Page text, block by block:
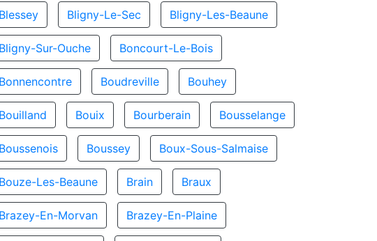
Blessey Bligny-Le-Sec Bligny-Les-Beaune
Bligny-Sur-Ouche Boncourt-Le-Bois
Bonnencontre Boudreville Bouhey
Bouilland Bouix Bourberain Bousselange
Boussenois Boussey Boux-Sous-Salmaise
Bouze-Les-Beaune Brain Braux
Brazey-En-Morvan Brazey-En-Plaine